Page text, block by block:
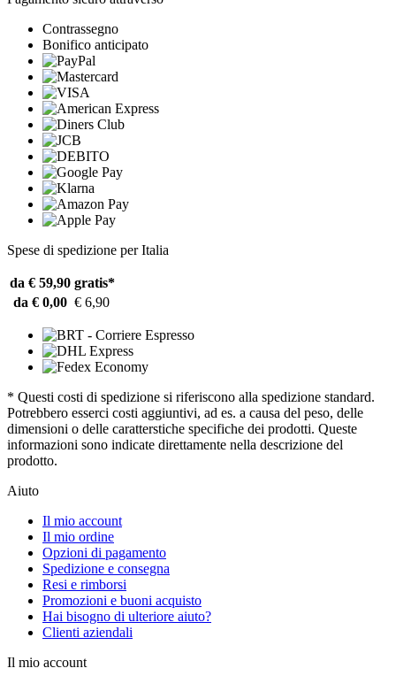
Contrassegno
Bonifico anticipato
Spese di spedizione per Italia
da € 59,90 gratis*
da € 0,00 € 6,90
* Questi costi di spedizione si riferiscono alla spedizione standard.
Potrebbero esserci costi aggiuntivi, ad es. a causa del peso, delle
dimensioni o delle caratterstiche specifiche dei prodotti. Queste
informazioni sono indicate direttamente nella descrizione del
prodotto.
Aiuto
Il mio account
Il mio ordine
Opzioni di pagamento
Spedizione e consegna
Resi e rimborsi
Promozioni e buoni acquisto
Hai bisogno di ulteriore aiuto?
Clienti aziendali
Il mio account